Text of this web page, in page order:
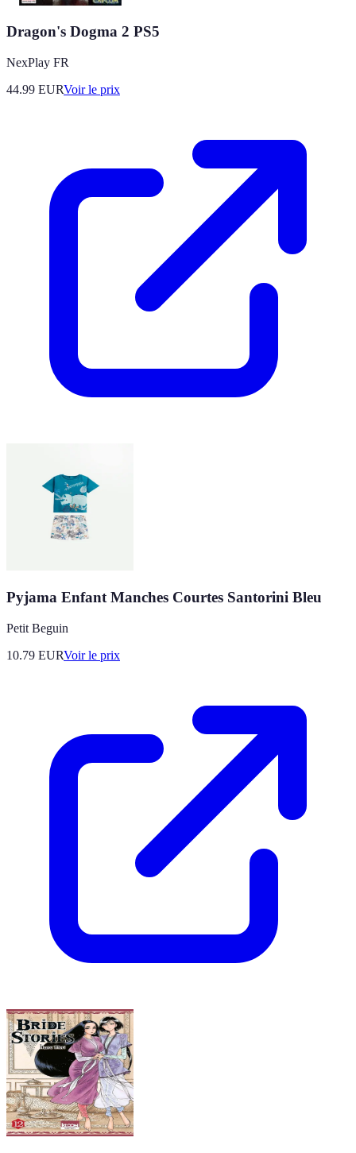
Dragon's Dogma 2 PS5
NexPlay FR
44.99 EURVoir le prix
Pyjama Enfant Manches Courtes Santorini Bleu
Petit Beguin
10.79 EURVoir le prix